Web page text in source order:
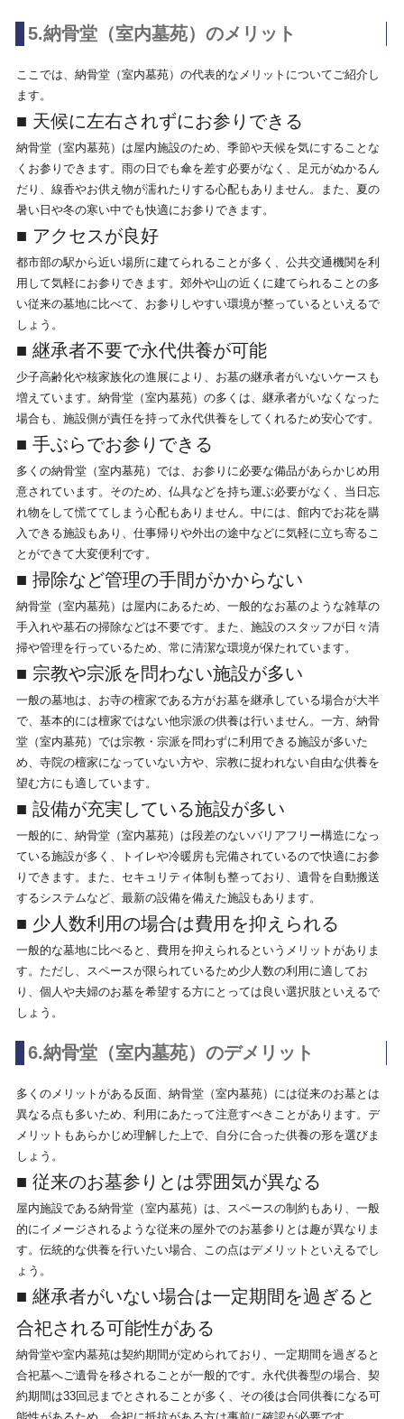
5.納骨堂（室内墓苑）のメリット
ここでは、納骨堂（室内墓苑）の代表的なメリットについてご紹介し
ます。
■ 天候に左右されずにお参りできる
納骨堂（室内墓苑）は屋内施設のため、季節や天候を気にすることな
くお参りできます。雨の日でも傘を差す必要がなく、足元がぬかるん
だり、線香やお供え物が濡れたりする心配もありません。また、夏の
暑い日や冬の寒い中でも快適にお参りできます。
■ アクセスが良好
都市部の駅から近い場所に建てられることが多く、公共交通機関を利
用して気軽にお参りできます。郊外や山の近くに建てられることの多
い従来の墓地に比べて、お参りしやすい環境が整っているといえるで
しょう。
■ 継承者不要で永代供養が可能
少子高齢化や核家族化の進展により、お墓の継承者がいないケースも
増えています。納骨堂（室内墓苑）の多くは、継承者がいなくなった
場合も、施設側が責任を持って永代供養をしてくれるため安心です。
■ 手ぶらでお参りできる
多くの納骨堂（室内墓苑）では、お参りに必要な備品があらかじめ用
意されています。そのため、仏具などを持ち運ぶ必要がなく、当日忘
れ物をして慌ててしまう心配もありません。中には、館内でお花を購
入できる施設もあり、仕事帰りや外出の途中などに気軽に立ち寄るこ
とができて大変便利です。
■ 掃除など管理の手間がかからない
納骨堂（室内墓苑）は屋内にあるため、一般的なお墓のような雑草の
手入れや墓石の掃除などは不要です。また、施設のスタッフが日々清
掃や管理を行っているため、常に清潔な環境が保たれています。
■ 宗教や宗派を問わない施設が多い
一般の墓地は、お寺の檀家である方がお墓を継承している場合が大半
で、基本的には檀家ではない他宗派の供養は行いません。一方、納骨
堂（室内墓苑）では宗教・宗派を問わずに利用できる施設が多いた
め、寺院の檀家になっていない方や、宗教に捉われない自由な供養を
望む方にも適しています。
■ 設備が充実している施設が多い
一般的に、納骨堂（室内墓苑）は段差のないバリアフリー構造になっ
ている施設が多く、トイレや冷暖房も完備されているので快適にお参
りできます。また、セキュリティ体制も整っており、遺骨を自動搬送
するシステムなど、最新の設備を備えた施設もあります。
■ 少人数利用の場合は費用を抑えられる
一般的な墓地に比べると、費用を抑えられるというメリットがありま
す。ただし、スペースが限られているため少人数の利用に適してお
り、個人や夫婦のお墓を希望する方にとっては良い選択肢といえるで
しょう。
6.納骨堂（室内墓苑）のデメリット
多くのメリットがある反面、納骨堂（室内墓苑）には従来のお墓とは
異なる点も多いため、利用にあたって注意すべきことがあります。デ
メリットもあらかじめ理解した上で、自分に合った供養の形を選びま
しょう。
■ 従来のお墓参りとは雰囲気が異なる
屋内施設である納骨堂（室内墓苑）は、スペースの制約もあり、一般
的にイメージされるような従来の屋外でのお墓参りとは趣が異なりま
す。伝統的な供養を行いたい場合、この点はデメリットといえるでし
ょう。
■ 継承者がいない場合は一定期間を過ぎると
合祀される可能性がある
納骨堂や室内墓苑は契約期間が定められており、一定期間を過ぎると
合祀墓へご遺骨を移されることが一般的です。永代供養型の場合、契
約期間は33回忌までとされることが多く、その後は合同供養になる可